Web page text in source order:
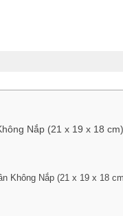
Nắp (21 x 19 x 18
Không Nắp (21 x 19 x 18